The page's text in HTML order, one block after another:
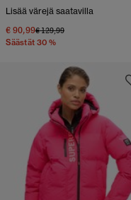
Lisää värejä saatavilla
€ 90,99Hinta alennettu hinnasta
€ 129,99hintaan
Säästät 30 %